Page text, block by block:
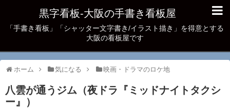
黒字看板‐大阪の手書き看板屋
「手書き看板」「シャッター文字書き/イラスト描き」を得意とする
大阪の看板屋です
ホーム 気になる 映画・ドラマのロケ地
八雲が通うジム（夜ドラ『ミッドナイトタクシ
ー』）